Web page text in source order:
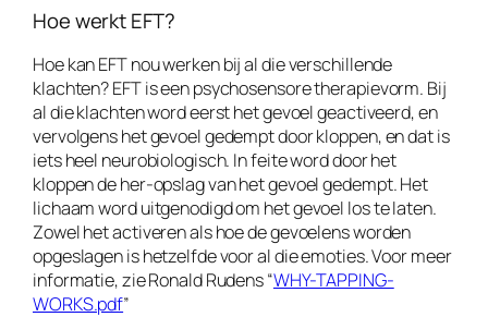
Hoe werkt EFT?
Hoe kan EFT nou werken bij al die verschillende
klachten? EFT is een psychosensore therapievorm. Bij
al die klachten word eerst het gevoel geactiveerd, en
vervolgens het gevoel gedempt door kloppen, en dat is
iets heel neurobiologisch. In feite word door het
kloppen de her-opslag van het gevoel gedempt. Het
lichaam word uitgenodigd om het gevoel los te laten.
Zowel het activeren als hoe de gevoelens worden
opgeslagen is hetzelfde voor al die emoties. Voor meer
informatie, zie Ronald Rudens “WHY-TAPPING-
WORKS.pdf”